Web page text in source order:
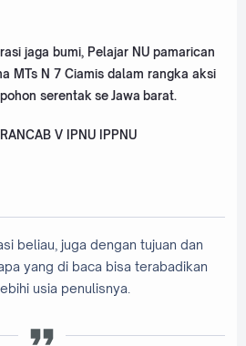
jaga bumi, Pelajar NU pamarican
MTs N 7 Ciamis dalam rangka aksi
serentak se Jawa barat.
V IPNU IPPNU
beliau, juga dengan tujuan dan
yang di baca bisa terabadikan
usia penulisnya.